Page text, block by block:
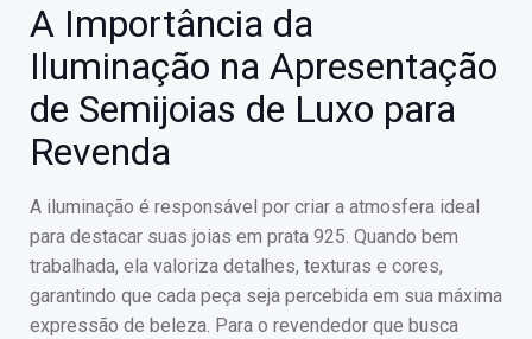
A Importância da
Iluminação na Apresentação
de Semijoias de Luxo para
Revenda
A iluminação é responsável por criar a atmosfera ideal
para destacar suas joias em prata 925. Quando bem
trabalhada, ela valoriza detalhes, texturas e cores,
garantindo que cada peça seja percebida em sua máxima
expressão de beleza. Para o revendedor que busca